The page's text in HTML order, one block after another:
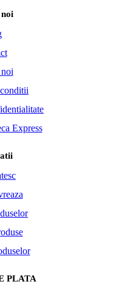
noi
Express
PLATA